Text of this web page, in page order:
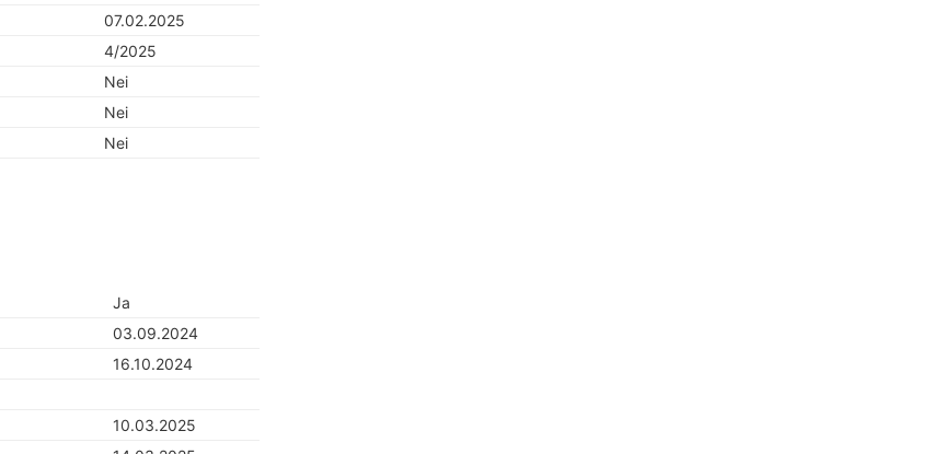
07.02.2025
4/2025
Nei
Nei
Nei
Ja
03.09.2024
16.10.2024
10.03.2025